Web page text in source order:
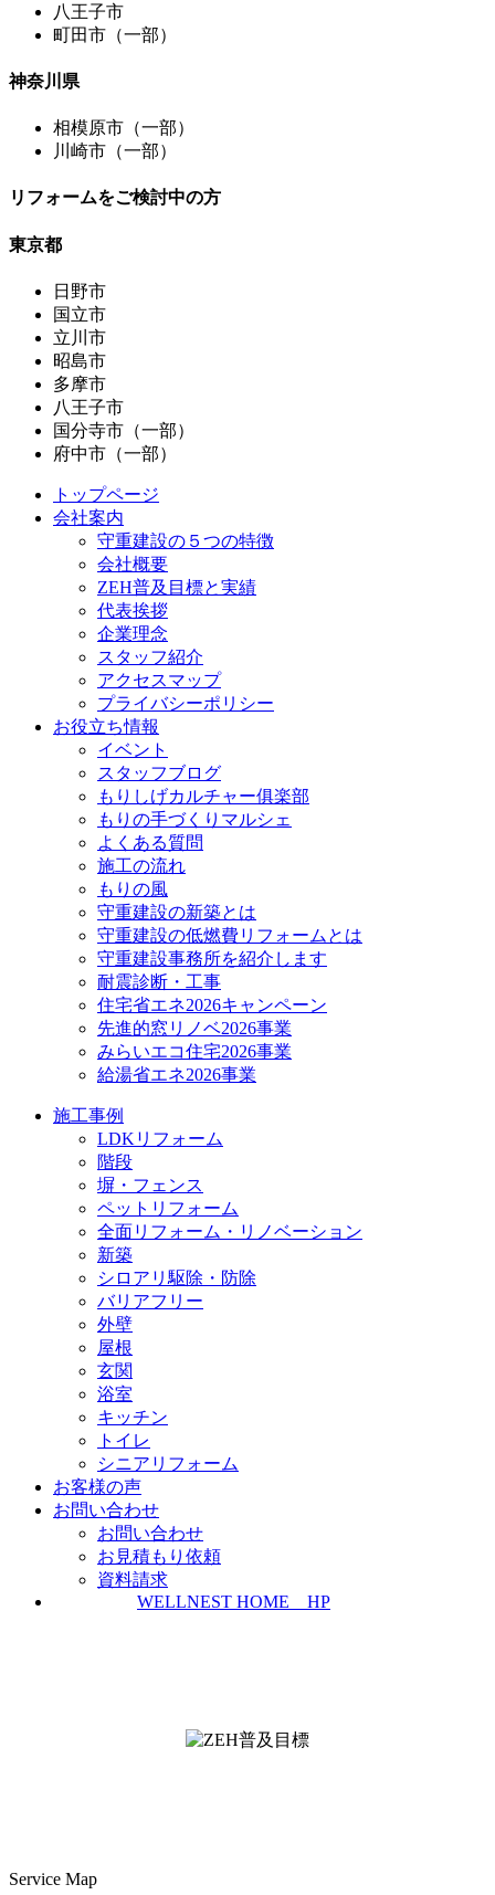
八王子市
町田市（一部）
神奈川県
相模原市（一部）
川崎市（一部）
リフォームをご検討中の方
東京都
日野市
国立市
立川市
昭島市
多摩市
八王子市
国分寺市（一部）
府中市（一部）
トップページ
会社案内
守重建設の５つの特徴
会社概要
ZEH普及目標と実績
代表挨拶
企業理念
スタッフ紹介
アクセスマップ
プライバシーポリシー
お役立ち情報
イベント
スタッフブログ
もりしげカルチャー俱楽部
もりの手づくりマルシェ
よくある質問
施工の流れ
もりの風
守重建設の新築とは
守重建設の低燃費リフォームとは
守重建設事務所を紹介します
耐震診断・工事
住宅省エネ2026キャンペーン
先進的窓リノベ2026事業
みらいエコ住宅2026事業
給湯省エネ2026事業
施工事例
LDKリフォーム
階段
塀・フェンス
ペットリフォーム
全面リフォーム・リノベーション
新築
シロアリ駆除・防除
バリアフリー
外壁
屋根
玄関
浴室
キッチン
トイレ
シニアリフォーム
お客様の声
お問い合わせ
お問い合わせ
お見積もり依頼
資料請求
WELLNEST HOME HP
Service Map